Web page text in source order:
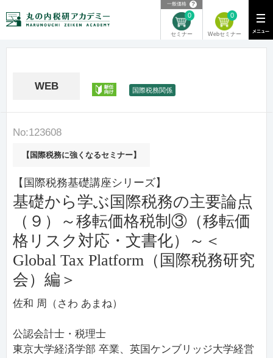
一般価格 ？
セミナー
0
Webセミナー
0
WEB 新任
国際税務関係
No:123608
【国際税務に強くなるセミナー】
【国際税務基礎講座シリーズ】
基礎から学ぶ国際税務の主要論点
（９）～移転価格税制③（移転価
格リスク対応・文書化）～＜
Global Tax Platform（国際税務研究
会）編＞
佐和 周（さわ あまね）
公認会計士・税理士
東京大学経済学部 卒業、英国ケンブリッジ大学経営